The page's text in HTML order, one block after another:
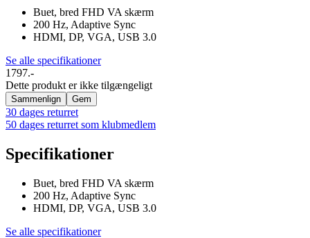
Buet, bred FHD VA skærm
200 Hz, Adaptive Sync
HDMI, DP, VGA, USB 3.0
Se alle specifikationer
1797.-
Dette produkt er ikke tilgængeligt
Sammenlign Gem
30 dages returret
50 dages returret som klubmedlem
Specifikationer
Buet, bred FHD VA skærm
200 Hz, Adaptive Sync
HDMI, DP, VGA, USB 3.0
Se alle specifikationer